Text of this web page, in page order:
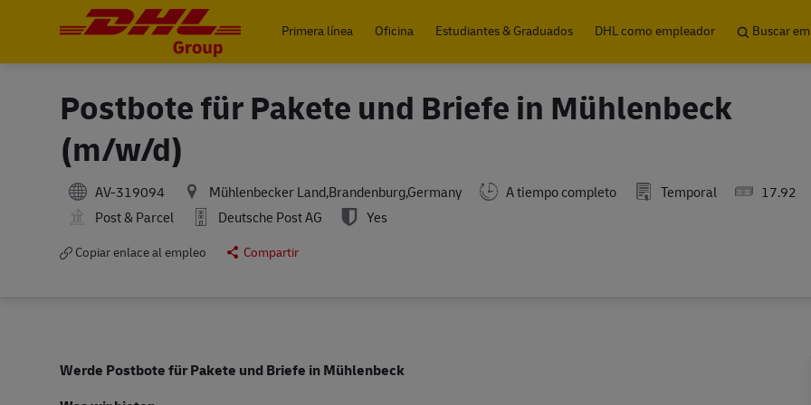
Primera línea
Oficina Estudiantes & Graduados DHL como empleador Buscar
Postbote für Pakete und Briefe in Mühlenbeck
(m/w/d)
AV-319094 Mühlenbecker Land,Brandenburg,Germany A tiempo completo Temporal
17.92
Post & Parcel
Deutsche Post AG Yes
Copiar enlace al empleo Compartir
Werde Postbote für Pakete und Briefe in Mühlenbeck